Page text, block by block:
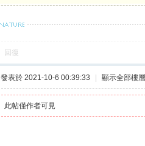
回復
發表於 2021-10-6 00:39:33 顯示全部樓層
此帖僅作者可見